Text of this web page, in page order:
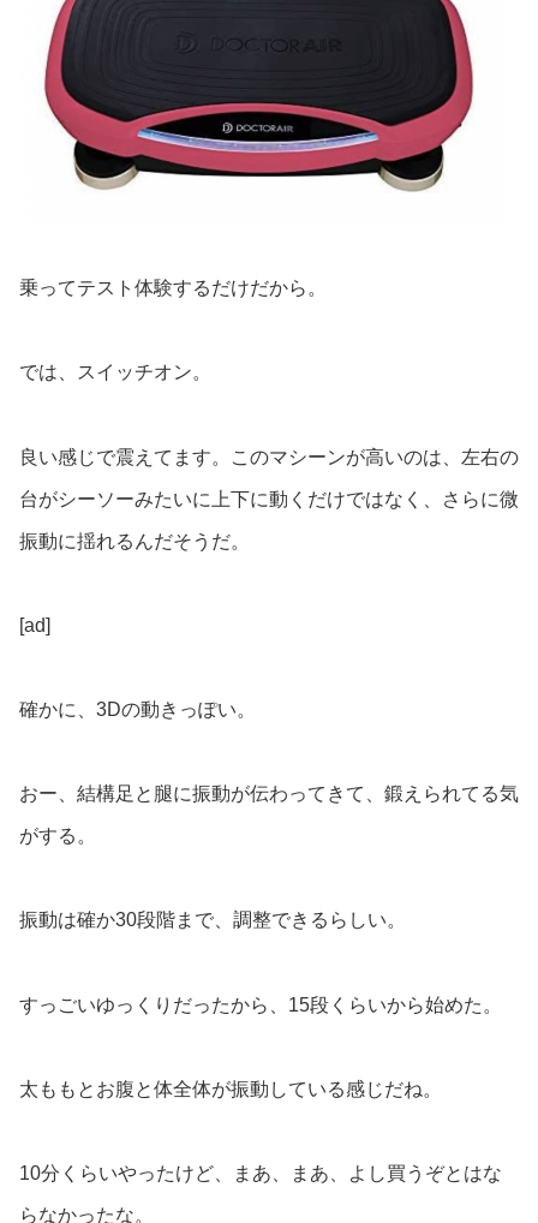
乗ってテスト体験するだけだから。
では、スイッチオン。
良い感じで震えてます。このマシーンが高いのは、左右の
台がシーソーみたいに上下に動くだけではなく、さらに微
振動に揺れるんだそうだ。
[ad]
確かに、3Dの動きっぽい。
おー、結構足と腿に振動が伝わってきて、鍛えられてる気
がする。
振動は確か30段階まで、調整できるらしい。
すっごいゆっくりだったから、15段くらいから始めた。
太ももとお腹と体全体が振動している感じだね。
10分くらいやったけど、まあ、まあ、よし買うぞとはな
らなかったな。